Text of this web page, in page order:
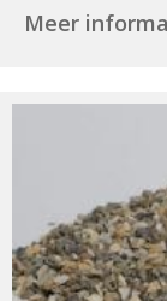
Meer